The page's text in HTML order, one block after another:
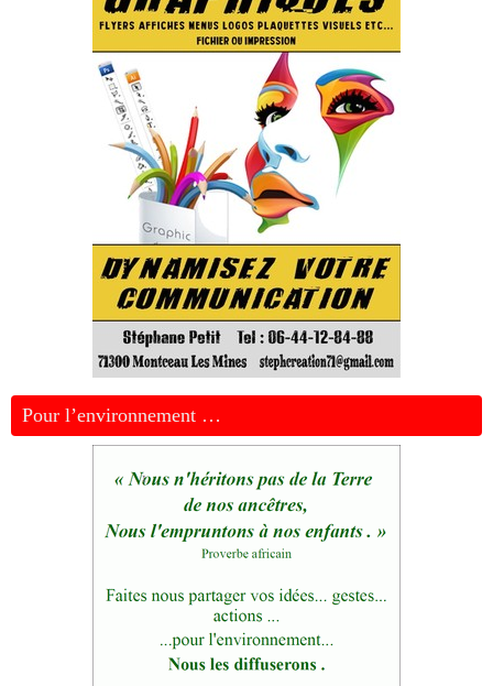
Pour l’environnement …